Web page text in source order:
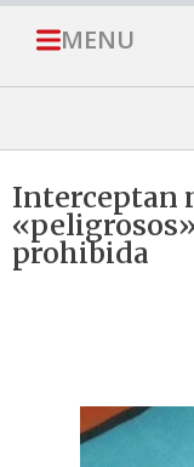
MENU
Interceptan
prohibida